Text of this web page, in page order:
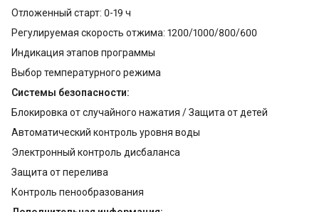
Отложенный старт: 0-19 ч
Регулируемая скорость отжима: 1200/1000/800/600
Индикация этапов программы
Выбор температурного режима
Системы безопасности:
Блокировка от случайного нажатия / Защита от детей
Автоматический контроль уровня воды
Электронный контроль дисбаланса
Защита от перелива
Контроль пенообразования